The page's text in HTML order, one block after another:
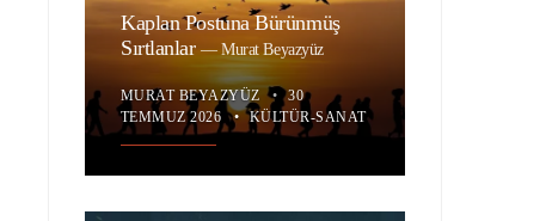
Kaplan Postuna Bürünmüş
Sırtlanlar—Murat Beyazyüz
MURAT BEYAZYÜZ •
30
TEMMUZ 2026 • KÜLTÜR-SANAT